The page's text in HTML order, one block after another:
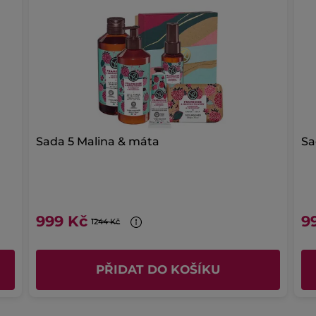
OIL
CAPRYLIC/CAPRIC TRIGLYCERIDE
SORBITAN STEARATE STEARIC ACID
METHYL GLUCOSE SESQUISTEARATE PARFUM/
OLEA EUROPAEA (OLIVE) FRUIT OIL
POTASSIUM SORBATE LINALOOL
CENTAUREA CYANUS FLOWER WATER
LINALOOL CITRAL BENZYL ALCOHOL
OLEA EUROPAEA (OLIVE) FRUIT EXTRACT
Sada 5 Malina & máta
999 Kč 1244 Kč
PŘIDAT DO KOŠÍKU